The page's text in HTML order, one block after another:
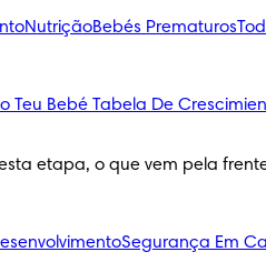
NutriçãoBebés Prematuros
Teu Bebé Tabela De
etapa, o que vem pela
Segurança Em